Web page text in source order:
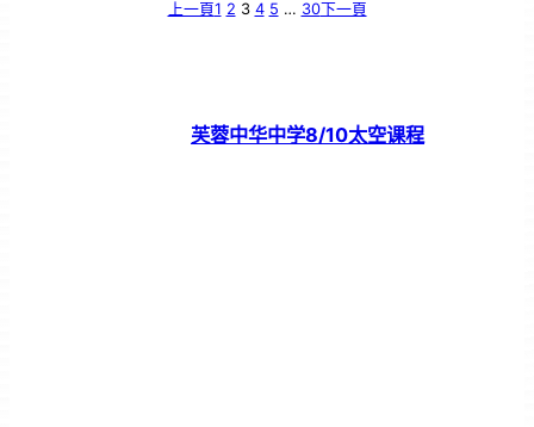
上一頁1 2 3 4 5 … 30下一頁
芙蓉中华中学8/10太空课程